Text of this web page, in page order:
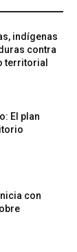
indígenas
contra
territorial
El plan
con